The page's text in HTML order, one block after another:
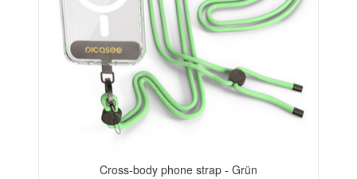
Cross-body phone strap - Grün